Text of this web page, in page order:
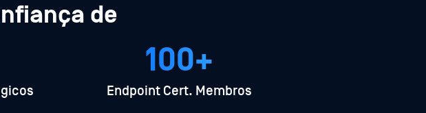
de
100+
Endpoint Cert. Membros